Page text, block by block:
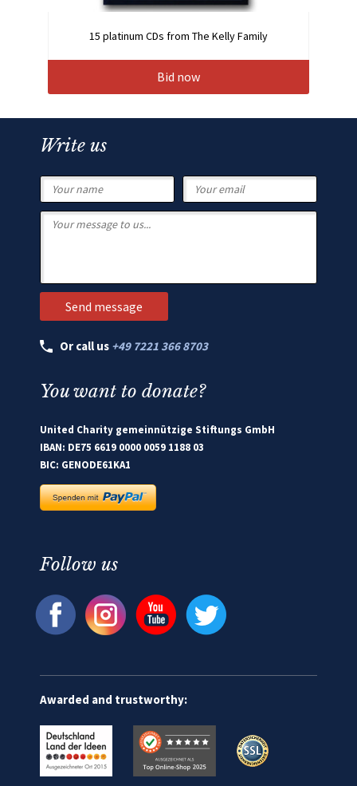
15 platinum CDs from The Kelly Family
Bid now
Write us
Or call us +49 7221 366 8703
You want to donate?
United Charity gemeinnützige Stiftungs GmbH
IBAN: DE75 6619 0000 0059 1188 03
BIC: GENODE61KA1
Follow us
Awarded and trustworthy: